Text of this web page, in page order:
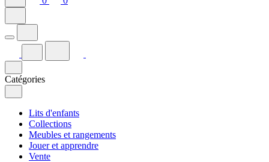
Catégories
Lits d'enfants
Collections
Meubles et rangements
Jouer et apprendre
Vente